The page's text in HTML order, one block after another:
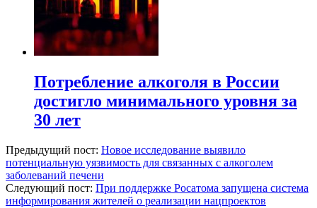
Потребление алкоголя в России
достигло минимального уровня за
30 лет
Предыдущий пост: Новое исследование выявило
потенциальную уязвимость для связанных с алкоголем
заболеваний печени
Следующий пост: При поддержке Росатома запущена система
информирования жителей о реализации нацпроектов